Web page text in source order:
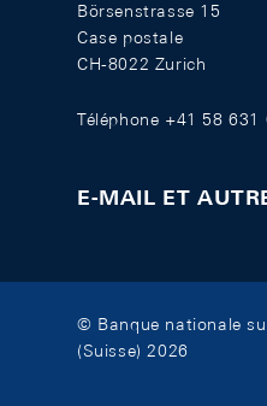
Börsenstrasse 15
Case postale
CH-8022 Zurich
Téléphone +41 58 631
E-MAIL ET
© Banque nationale
(Suisse) 2026